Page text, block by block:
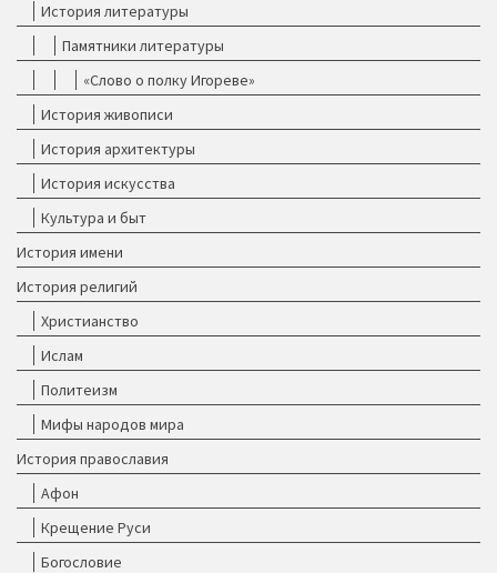
История литературы
Памятники литературы
«Слово о полку Игореве»
История живописи
История архитектуры
История искусства
Культура и быт
История имени
История религий
Христианство
Ислам
Политеизм
Мифы народов мира
История православия
Афон
Крещение Руси
Богословие